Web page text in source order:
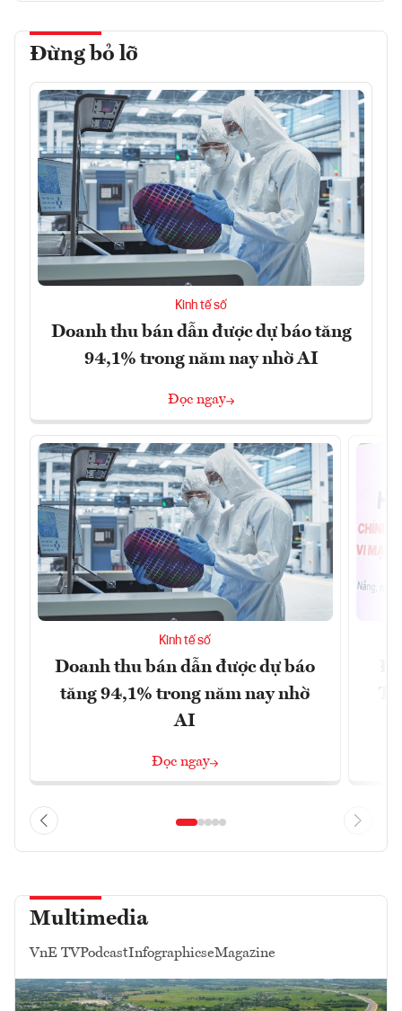
Đừng bỏ lỡ
Kinh tế số
Doanh thu bán dẫn được dự báo tăng
94,1% trong năm nay nhờ AI
Đọc ngay
Kinh tế số
Doanh thu bán dẫn được dự báo
tăng 94,1% trong năm nay nhờ
AI
Đọc ngay
Multimedia
VnE TVPodcastInfographicseMagazine